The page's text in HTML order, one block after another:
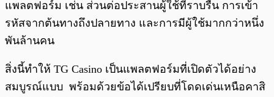
แพลตฟอร์ม เช่น ส่วนต่อประสานผู้ใช้ที่ราบรื่น การเข้า
รหัสจากต้นทางถึงปลายทาง และการมีผู้ใช้มากกว่าหนึ่ง
พันล้านคน
สิ่งนี้ทำให้ TG Casino เป็นแพลตฟอร์มที่เปิดตัวได้อย่าง
สมบูรณ์แบบ พร้อมด้วยข้อได้เปรียบที่โดดเด่นเหนือคาสิ